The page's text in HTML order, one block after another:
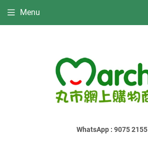
WhatsApp : 9075 2155
Menu